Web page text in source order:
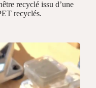
recyclé issu d’une
recyclés.